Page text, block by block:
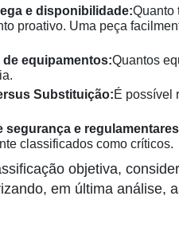
e disponibilidade:Quanto
proativo. Uma peça
de equipamentos:Quantos
Substituição:É possível
segurança e
classificados como críticos.
objetiva,
em última análise,